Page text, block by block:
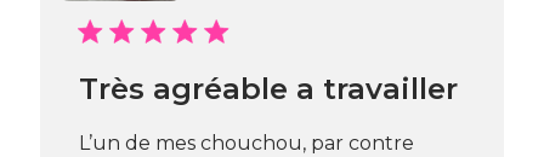
Très agréable a travailler
L’un de mes chouchou, par contre